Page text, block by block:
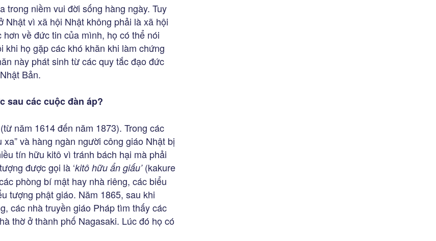
trong niềm vui đời sống hàng ngày. Tuy
Nhật vì xã hội Nhật không phải là xã hội
về đức tin của mình, họ có thể nói
khi họ gặp các khó khăn khi làm chứng
này phát sinh từ các quy tắc đạo đức
Bản.
sau các cuộc đàn áp?
năm 1614 đến năm 1873). Trong các
và hàng ngàn người công giáo Nhật bị
tín hữu kitô vì tránh bách hại mà phải
được gọi là ‘kitô hữu ẩn giấu’(kakure
phòng bí mật hay nhà riêng, các biểu
tượng phật giáo. Năm 1865, sau khi
các nhà truyền giáo Pháp tìm thấy các
thờ ở thành phố Nagasaki. Lúc đó họ có